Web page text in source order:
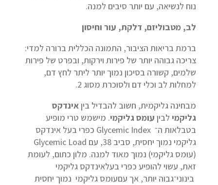
נוח לנשיאה, עם יותר סיבים למנה.
לב, מטבוליזם, דלקת, עור וחיסון
ברמת בריאות הציבור, התמונה הכללית ברורה למדי:
צריכה גבוהה יותר של פירות וירקות, ובפרט של פירות
שלמים, קשורה בסיכון נמוך יותר ליתר לחץ דם,
למחלות לב וכלי דם ולסוכרת מסוג 2.
מבחינה גליקמית, חשוב להבדיל ביןאינדקס
גליקמי לבין עומס גליקמי. מישמש טרי מופיע
בטבלאות ה־ Glycemic Index כפרי בעל אינדקס
גליקמי נמוך יחסית, סביב 38, עם Glycemic Load
(עומס גליקמי) נמוך מאוד למנה. מלון כתום, לעומת
זאת, עשוי להופיע כפרי בעלאינדקס גליקמי
בינוני־גבוה יותר, אך עםעומס גליקמי נמוך יחסית